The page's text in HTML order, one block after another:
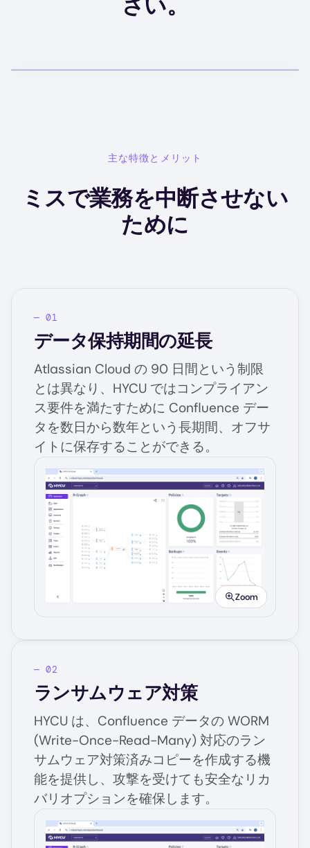
さい。
主な特徴とメリット
ミスで業務を中断させない
ために
データ保持期間の延長
Atlassian Cloud の 90 日間という制限
とは異なり、HYCU ではコンプライアン
ス要件を満たすために Confluence デー
タを数日から数年という長期間、オフサ
イトに保存することができる。
Image
Zoom
ランサムウェア対策
HYCU は、Confluence データの WORM
(Write-Once-Read-Many) 対応のラン
サムウェア対策済みコピーを作成する機
能を提供し、攻撃を受けても安全なリカ
バリオプションを確保します。